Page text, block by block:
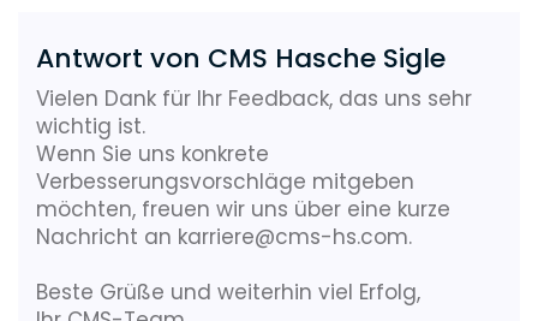
Karrieremöglichkeiten
Gehalt
Antwort von CMS Hasche Sigle
Vielen Dank für Ihr Feedback, das uns sehr
wichtig ist.
Wenn Sie uns konkrete
Verbesserungsvorschläge mitgeben
möchten, freuen wir uns über eine kurze
Nachricht an karriere@cms-hs.com.
Beste Grüße und weiterhin viel Erfolg,